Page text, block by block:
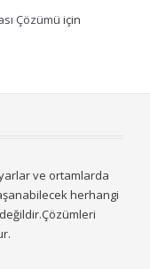
Çözümü için
ve ortamlarda
herhangi